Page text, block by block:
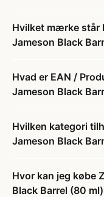
Hvilket mærke står
Jameson Black
Hvad er EAN /
Jameson Black
Hvilken kategori
Jameson Black
Hvor kan jeg købe
Black Barrel (80